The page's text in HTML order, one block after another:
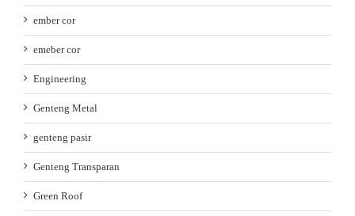
ember cor
emeber cor
Engineering
Genteng Metal
genteng pasir
Genteng Transparan
Green Roof